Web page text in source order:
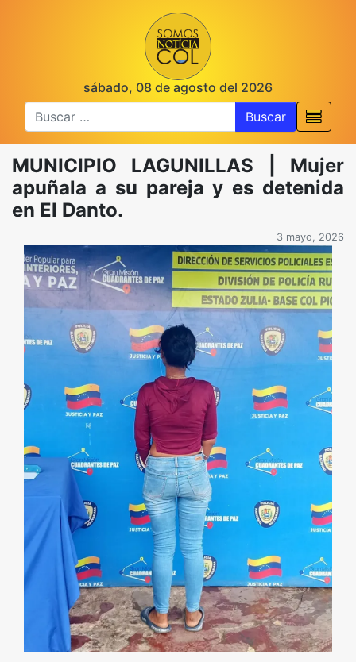
sábado, 08 de agosto del 2026
Buscar
MUNICIPIO LAGUNILLAS | Mujer
apuñala a su pareja y es detenida
en El Danto.
3 mayo, 2026